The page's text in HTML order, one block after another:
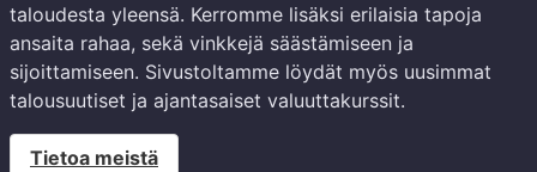
taloudesta yleensä. Kerromme lisäksi erilaisia tapoja
ansaita rahaa, sekä vinkkejä säästämiseen ja
sijoittamiseen. Sivustoltamme löydät myös uusimmat
talousuutiset ja ajantasaiset valuuttakurssit.
Tietoa meistä